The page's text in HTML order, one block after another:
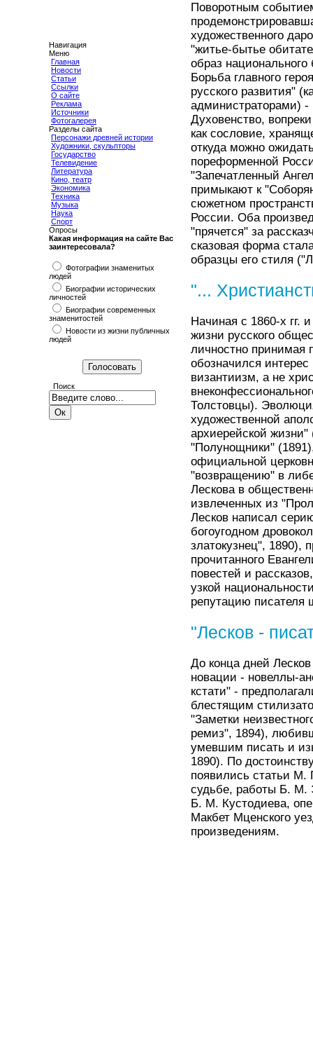
Навигация
Меню
Главная
Новости
Статьи
Ссылки
О сайте
Реклама
Источники
Фотогалерея
Разделы сайта
Персонажи древней истории
Художники, скульпторы
Государство
Телевидение
Литература
Кино, театр
Экономика
Техника
Музыка
Наука
Спорт
Опросы
Какая информация на сайте Вас
заинтересовала?
Фотографии знаменитых
людей
Биографии исторических
личностей
Биографии современных
знаменитостей
Новости из жизни публичных
людей
Поиск
Поворотным
художественного
"житье-бытье
образ
Борьба главного
русского развития"
администраторами) -
Духовенство,
как сословие,
откуда можно
пореформенной
"Запечатленный
примыкают к
сюжетном
России. Оба
"прячется" за
сказовая форма
образцы его стиля
"...
Начиная с 1860-х гг.
жизни русского
личностно принимая
обозначился
византиизм, а не
Толстовцы).
художественной
архиерейской
"Полунощники"
официальной
"возвращению" в
Лескова в
извлеченных из
Лесков написал
богоугодном
златокузнец", 1890),
прочитанного
повестей и
узкой
репутацию писателя
"Лесков -
До конца дней
новации - новеллы-
кстати" -
блестящим
"Заметки
ремиз", 1894),
умевшим писать и
1890). По
появились статьи М.
судьбе, работы Б. М.
Б. М. Кустодиева,
Макбет Мценского
произведениям.